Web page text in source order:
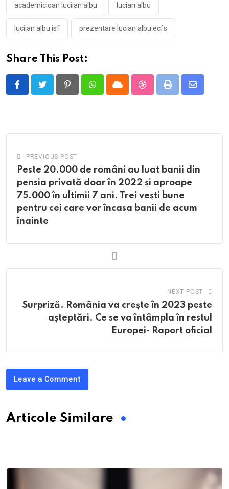
academicioan luciian albu lucian albu
luciian albu isf prezentare lucian albu ecfs
Share This Post:
PinterestWhatsappCloud StumbleUpon
Print
Share
PREVIOUS POST
Peste 20.000 de români au luat banii din
pensia privată doar în 2022 și aproape
75.000 în ultimii 7 ani. Trei vești bune
pentru cei care vor încasa banii de acum
înainte
NEXT POST
Surpriză. România va crește în 2023 peste
așteptări. Ce se va întâmpla în restul
Europei- Raport oficial
Leave a Comment
Articole Similare